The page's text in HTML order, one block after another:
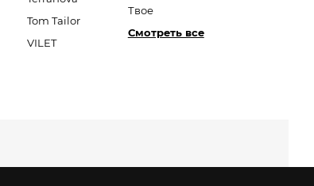
Tom Tailor
VILET
Твое
Смотреть все